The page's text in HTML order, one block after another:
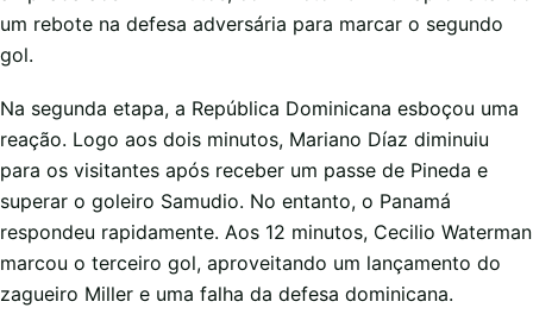
um rebote na defesa adversária para marcar o segundo
gol.
Na segunda etapa, a República Dominicana esboçou uma
reação. Logo aos dois minutos, Mariano Díaz diminuiu
para os visitantes após receber um passe de Pineda e
superar o goleiro Samudio. No entanto, o Panamá
respondeu rapidamente. Aos 12 minutos, Cecilio Waterman
marcou o terceiro gol, aproveitando um lançamento do
zagueiro Miller e uma falha da defesa dominicana.